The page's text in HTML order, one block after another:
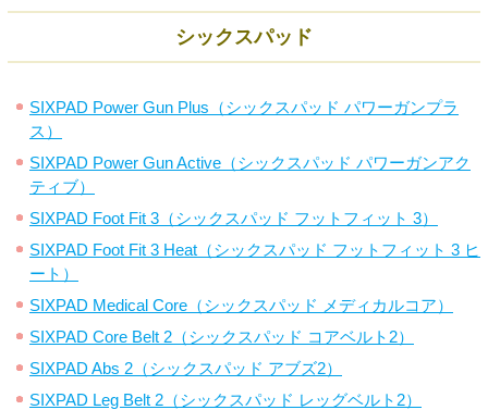
シックスパッド
SIXPAD Power Gun Plus（シックスパッド パワーガンプラ
ス）
SIXPAD Power Gun Active（シックスパッド パワーガンアク
ティブ）
SIXPAD Foot Fit 3（シックスパッド フットフィット 3）
SIXPAD Foot Fit 3 Heat（シックスパッド フットフィット 3 ヒ
ート）
SIXPAD Medical Core（シックスパッド メディカルコア）
SIXPAD Core Belt 2（シックスパッド コアベルト2）
SIXPAD Abs 2（シックスパッド アブズ2）
SIXPAD Leg Belt 2（シックスパッド レッグベルト2）